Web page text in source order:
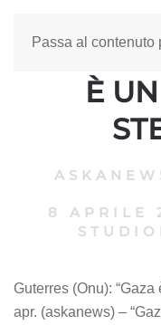
Passa al contenuto
È
8 APRILE
Guterres (Onu):
apr. (askanews) –